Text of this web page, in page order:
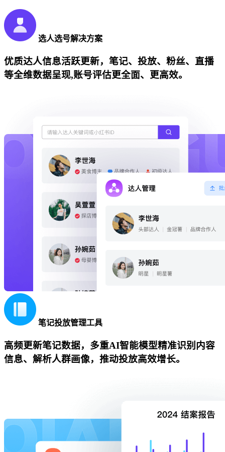
选人选号解决方案
优质达人信息活跃更新，笔记、投放、粉丝、直播
等全维数据呈现,账号评估更全面、更高效。
笔记投放管理工具
高频更新笔记数据，多重AI智能模型精准识别内容
信息、解析人群画像，推动投放高效增长。